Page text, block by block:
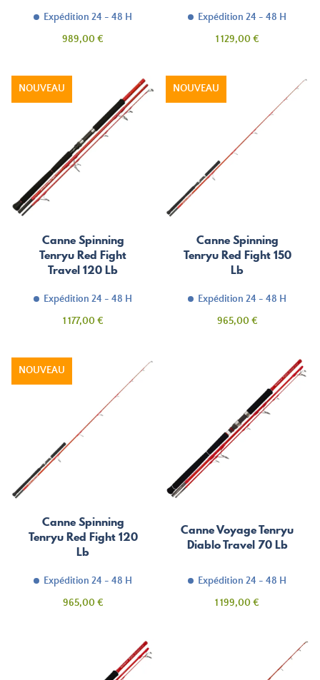
Expédition 24 - 48 H
Prix
989,00 €
Expédition 24 - 48 H
Prix
1 129,00 €
Canne Spinning
Tenryu Red Fight
Travel 120 Lb
Expédition 24 - 48 H
Prix
1 177,00 €
NOUVEAU
Canne Spinning
Tenryu Red Fight 150
Lb
Expédition 24 - 48 H
Prix
965,00 €
NOUVEAU
Canne Spinning
Tenryu Red Fight 120
Lb
Expédition 24 - 48 H
Prix
965,00 €
NOUVEAU
Canne Voyage Tenryu
Diablo Travel 70 Lb
Expédition 24 - 48 H
Prix
1 199,00 €